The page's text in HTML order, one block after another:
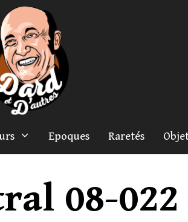
Epoques Raretés
08-022